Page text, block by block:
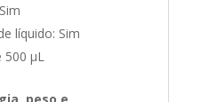
líquido: Sim
500 µL